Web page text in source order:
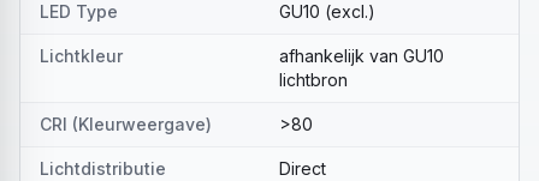
LED Type GU10 (excl.)
Lichtkleur
afhankelijk van GU10
lichtbron
CRI (Kleurweergave) >80
Lichtdistributie Direct